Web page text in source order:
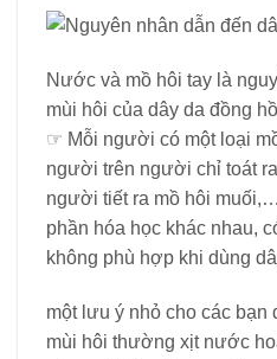
Nước và mồ hôi tay là
mùi hôi của dây da đồng hồ
☞ Mỗi người có một loại
người trên người chỉ toát
người tiết ra mồ hôi
phần hóa học khác nhau,
không phù hợp khi dùng
một lưu ý nhỏ cho các bạn
mùi hôi thường xịt nước